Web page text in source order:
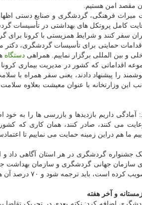
مقصد امن هستیم.
میراث فرهنگی، گردشگری و صنایع دستی
کامل پروتکل های بهداشتی در تأسیسات
سفر کنند و شرایط همزیستی با کرونا
حمایتی برای تأسیسات گردشگری، دکتر
و بین المللی برگزار نماییم. همراهی دستگاه
اقداماتی که کشور در مدیریت بیماری
را پیشنهاد دادند، یعنی سفر همراه با
این وزارتخانه با عنوان معیشت بعلاوه
داریم بازدیدها و بازرسی ها را به خود
می کنند، صادر کنند، همان کاری که
ما هم دراین زمینه حمایت می نماییم تا
جشنواره گردشگری در هر استان آگاهی داد و
سازمان جهانی گردشگری و سازمان بهداشت
باید ترجمه شود و ۷۰ درصد آن هم انجام شده است.
و آخر هفته